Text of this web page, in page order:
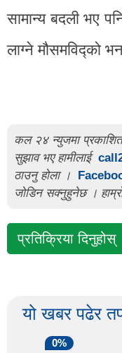
सामान्य बदली भए
लाग्ने मौसमविद्को
कल २४ न्युजमा
सुझाव भए हामीलाई
ठाउनु होला ।
जोडिन सक्नुहुनेछ ।
प्रतिक्रिया दिनुहोस्
यो खबर पढेर
0%